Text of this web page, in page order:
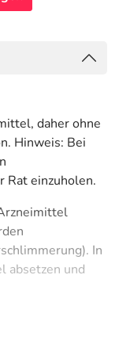
daher ohne
Hinweis: Bei
Rat einzuholen.
In
absetzen und
allgemein